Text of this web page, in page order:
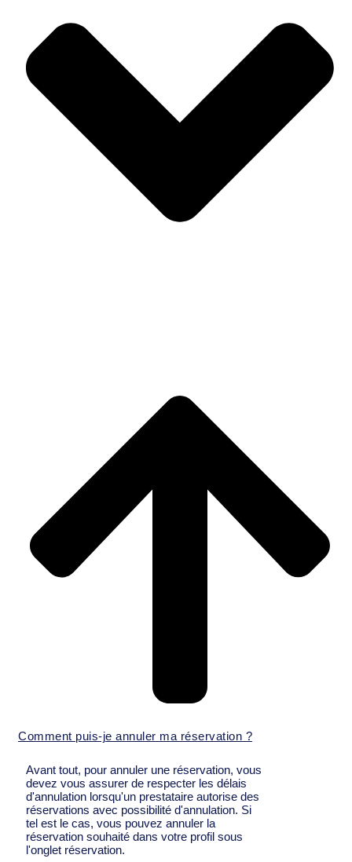
Comment puis-je annuler ma réservation ?
Avant tout, pour annuler une réservation, vous
devez vous assurer de respecter les délais
d'annulation lorsqu'un prestataire autorise des
réservations avec possibilité d'annulation. Si
tel est le cas, vous pouvez annuler la
réservation souhaité dans votre profil sous
l'onglet réservation.